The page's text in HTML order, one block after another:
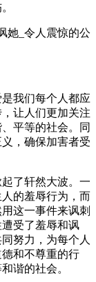
我们每个人都应
让人们更加关注
平等的社会。同
，确保加害者受
了轩然大波。一
的羞辱行为，而
这一事件来讽刺
受了羞辱和讽
努力，为每个人
和不尊重的行
谐的社会。